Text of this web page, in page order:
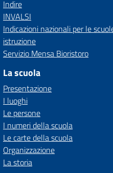
Indire
INVALSI
Indicazioni nazionali per le
istruzione
Servizio Mensa Bioristoro
La scuola
Presentazione
I luoghi
Le persone
I numeri della scuola
Le carte della scuola
Organizzazione
La storia